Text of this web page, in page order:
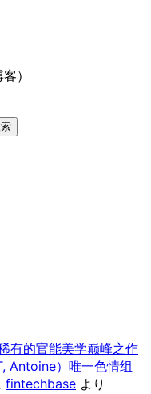
）
有的官能美学巅峰之作
Antoine）唯一色情组
fintechbase より